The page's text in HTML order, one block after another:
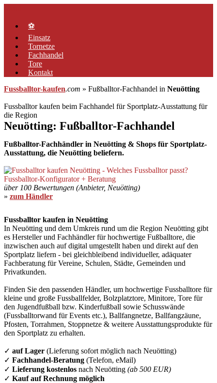
springen⚽
Einsatz
Tornetze
Fachhandel
Tore
Kontakt
Fussballtor-kaufen.com » Fußballtor-Fachhandel in Neuötting
Fussballtor kaufen beim Fachhandel für Sportplatz-Ausstattung für
die Region
Neuötting: Fußballtor-Fachhandel
Fußballtor-Fachhändler in Neuötting & Shops für Sportplatz-
Ausstattung, die Neuötting beliefern.
über 100 Bewertungen (Anbieter, Neuötting)
» zum Händler
Fussballtor kaufen in Neuötting
In Neuötting und dem Umkreis rund um die Region Neuötting gibt
es Hersteller und Fachhändler für hochwertige Fußballtore, die
inzwischen auch auf digital umgestellt haben und direkt auf den
Sportplatz liefern - bei gleichbleibend individueller, adäquater
Fachberatung für Vereine, Schulen, Städte, Gemeinden und
Privatkunden.
Finden Sie den passenden Händler, um hochwertige Fussballtore für
kleine und große Fussballfelder, Bolzplatztore, Minitore, Tore für
den Jugendfußball bzw. Kinderfußball sowie Schusswände
(Fussballtorwand für Events etc.), Ballfangnetze, Ballfangzäune,
Pfosten, Torrahmen, Stoppnetze & weitere Ausstattungsprodukte für
den Sportplatz zu erhalten.
✓ auf Lager (Lieferung sofort möglich nach Neuötting)
✓ Fachhandel-Beratung (Telefon, eMail)
✓ Lieferung kostenlos nach Neuötting (ab 500 EUR)
✓ Kauf auf Rechnung möglich